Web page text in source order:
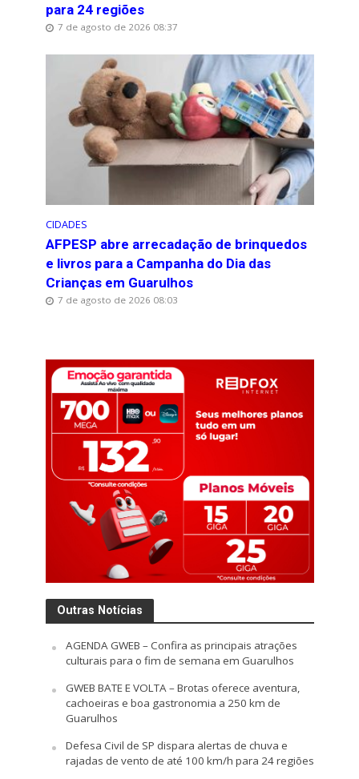
para 24 regiões
7 de agosto de 2026 08:37
CIDADES
AFPESP abre arrecadação de brinquedos
e livros para a Campanha do Dia das
Crianças em Guarulhos
7 de agosto de 2026 08:03
Outras Notícias
AGENDA GWEB – Confira as principais atrações
culturais para o fim de semana em Guarulhos
GWEB BATE E VOLTA – Brotas oferece aventura,
cachoeiras e boa gastronomia a 250 km de
Guarulhos
Defesa Civil de SP dispara alertas de chuva e
rajadas de vento de até 100 km/h para 24 regiões